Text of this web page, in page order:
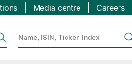
Media centre Careers